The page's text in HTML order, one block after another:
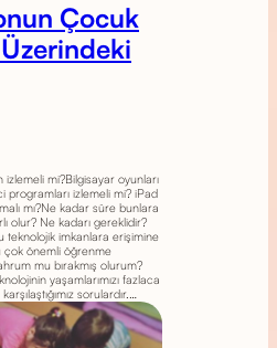
Çocuk
mi?Bilgisayar oyunları
programları izlemeli mi? iPad
mı?Ne kadar süre bunlara
olur? Ne kadarı gereklidir?
teknolojik imkanlara erişimine
çok önemli öğrenme
mu bırakmış olurum?
yaşamlarımızı fazlaca
sorulardır.…